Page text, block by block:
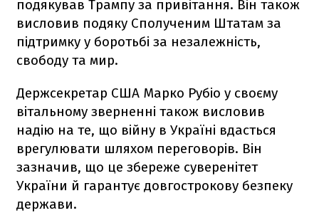
подякував Трампу за привітання. Він також
висловив подяку Сполученим Штатам за
підтримку у боротьбі за незалежність,
свободу та мир.
Держсекретар США Марко Рубіо у своєму
вітальному зверненні також висловив
надію на те, що війну в Україні вдасться
врегулювати шляхом переговорів. Він
зазначив, що це збереже суверенітет
України й гарантує довгострокову безпеку
держави.